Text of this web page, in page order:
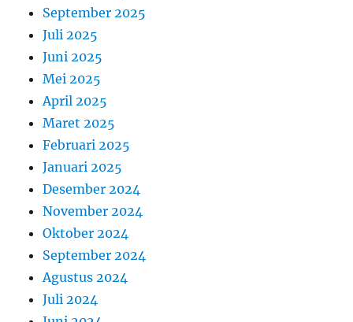
September 2025
Juli 2025
Juni 2025
Mei 2025
April 2025
Maret 2025
Februari 2025
Januari 2025
Desember 2024
November 2024
Oktober 2024
September 2024
Agustus 2024
Juli 2024